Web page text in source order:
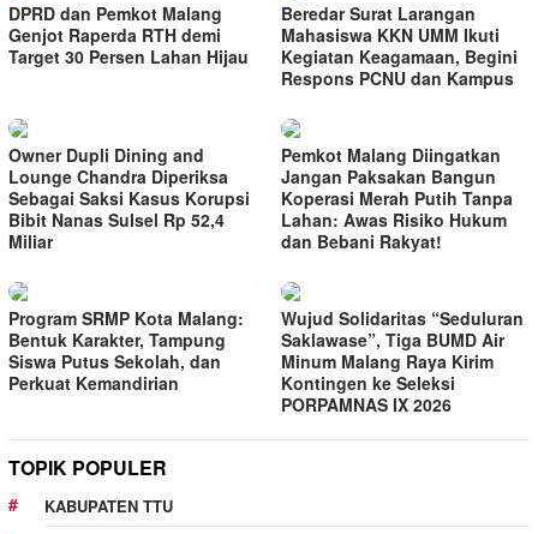
DPRD dan Pemkot Malang
Genjot Raperda RTH demi
Target 30 Persen Lahan Hijau
Beredar Surat Larangan
Mahasiswa KKN UMM Ikuti
Kegiatan Keagamaan, Begini
Respons PCNU dan Kampus
Owner Dupli Dining and
Lounge Chandra Diperiksa
Sebagai Saksi Kasus Korupsi
Bibit Nanas Sulsel Rp 52,4
Miliar
Pemkot Malang Diingatkan
Jangan Paksakan Bangun
Koperasi Merah Putih Tanpa
Lahan: Awas Risiko Hukum
dan Bebani Rakyat!
Program SRMP Kota Malang:
Bentuk Karakter, Tampung
Siswa Putus Sekolah, dan
Perkuat Kemandirian
Wujud Solidaritas “Seduluran
Saklawase”, Tiga BUMD Air
Minum Malang Raya Kirim
Kontingen ke Seleksi
PORPAMNAS IX 2026
TOPIK POPULER
KABUPATEN TTU